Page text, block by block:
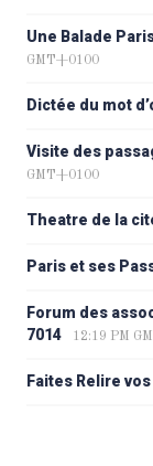
Une Balade
GMT+0100
Dictée du mot
Visite des
GMT+0100
Theatre de la
Paris et ses
Forum des
7014
12:19 PM
Faites Relire